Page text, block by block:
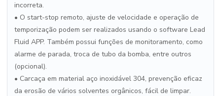
incorreta.
• O start-stop remoto, ajuste de velocidade e operação de
temporização podem ser realizados usando o software Lead
Fluid APP. Também possui funções de monitoramento, como
alarme de parada, troca de tubo da bomba, entre outros
(opcional).
• Carcaça em material aço inoxidável 304, prevenção eficaz
da erosão de vários solventes orgânicos, fácil de limpar.